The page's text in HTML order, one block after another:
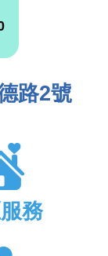
路2號
務